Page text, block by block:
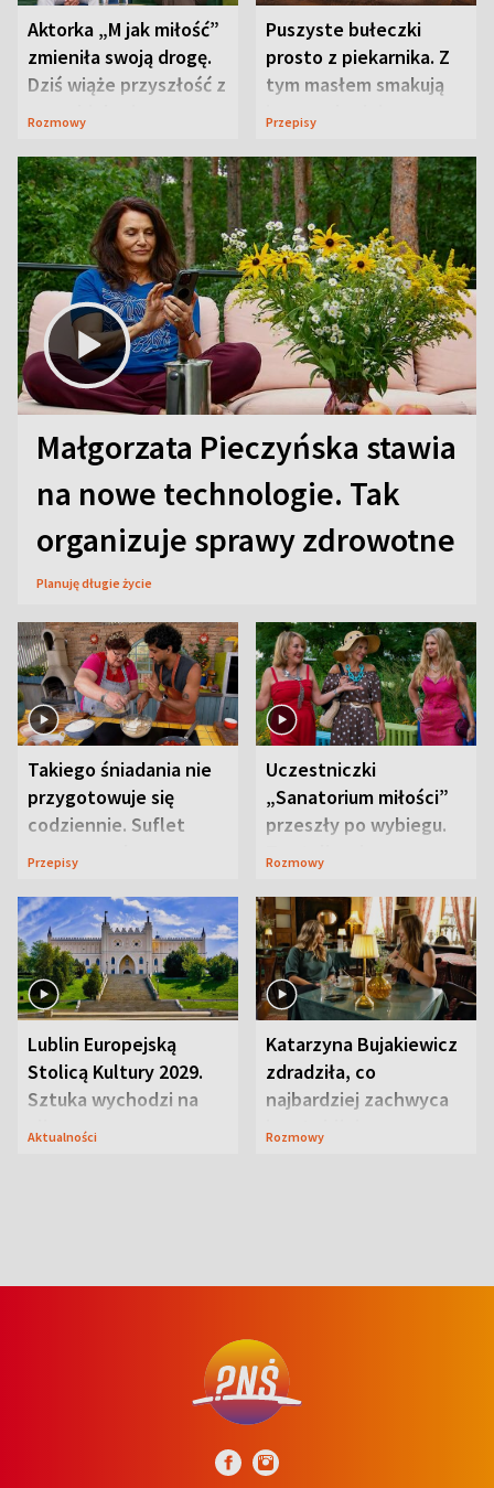
Aktorka „M jak miłość”
zmieniła swoją drogę.
Dziś wiąże przyszłość z
neurobiologią
Rozmowy
Puszyste bułeczki
prosto z piekarnika. Z
tym masłem smakują
jeszcze lepiej
Przepisy
Małgorzata Pieczyńska stawia
na nowe technologie. Tak
organizuje sprawy zdrowotne
Planuję długie życie
Takiego śniadania nie
przygotowuje się
codziennie. Suflet
serowy zachwyca
Przepisy
Uczestniczki
„Sanatorium miłości”
przeszły po wybiegu.
Te stylizacje
Rozmowy
Lublin Europejską
Stolicą Kultury 2029.
Sztuka wychodzi na
ulice
Aktualności
Katarzyna Bujakiewicz
zdradziła, co
najbardziej zachwyca
ją w Lublinie
Rozmowy